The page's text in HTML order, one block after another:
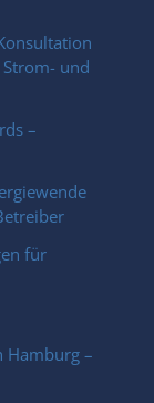
und
–
für
Hamburg –